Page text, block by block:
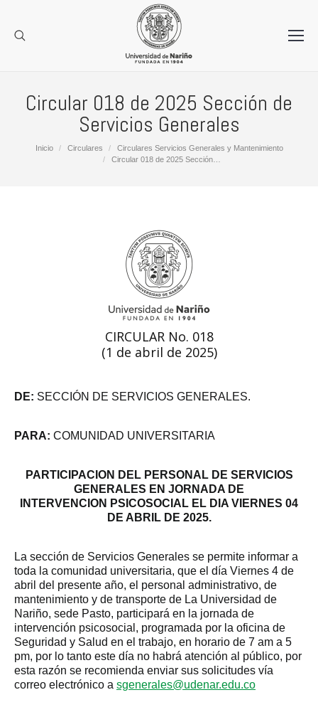
Circular 018 de 2025 Sección de
Servicios Generales
Estás aquí:
Inicio Circulares
Circulares Servicios Generales y Mantenimiento
Circular 018 de 2025 Sección…
CIRCULAR No. 018
(1 de abril de 2025)
DE: SECCIÓN DE SERVICIOS GENERALES.
PARA: COMUNIDAD UNIVERSITARIA
PARTICIPACION DEL PERSONAL DE SERVICIOS
GENERALES EN JORNADA DE
INTERVENCION PSICOSOCIAL EL DIA VIERNES 04
DE ABRIL DE 2025.
La sección de Servicios Generales se permite informar a
toda la comunidad universitaria, que el día Viernes 4 de
abril del presente año, el personal administrativo, de
mantenimiento y de transporte de La Universidad de
Nariño, sede Pasto, participará en la jornada de
intervención psicosocial, programada por la oficina de
Seguridad y Salud en el trabajo, en horario de 7 am a 5
pm, por lo tanto este día no habrá atención al público, por
esta razón se recomienda enviar sus solicitudes vía
correo electrónico a sgenerales@udenar.edu.co